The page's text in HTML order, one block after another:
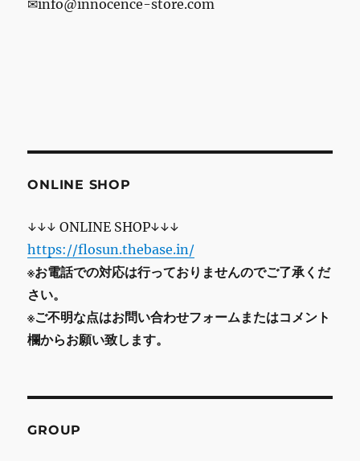
✉info@innocence-store.com
ONLINE SHOP
↓↓↓ ONLINE SHOP↓↓↓
https://flosun.thebase.in/
※お電話での対応は行っておりませんのでご了承くだ
さい。
※ご不明な点はお問い合わせフォームまたはコメント
欄からお願い致します。
GROUP